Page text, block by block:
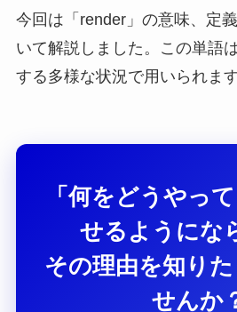
今回は「render」の意味、定
いて解説しました。この単語
する多様な状況で用いられます
「何をどうやっ
せるようにな
その理由を知り
せんか